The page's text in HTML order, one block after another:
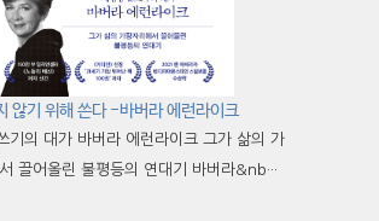
않기 위해 쓴다 -바버라 에런라이크
기의 대가 바버라 에런라이크 그가 삶의 가
끌어올린 불평등의 연대기 바버라&nb···